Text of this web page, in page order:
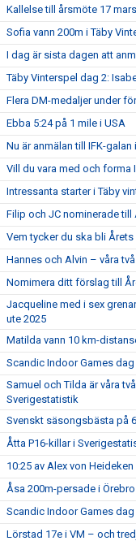
Kallelse till årsmöte 17
Sofia vann 200m i Täby
I dag är sista dagen att
Täby Vinterspel dag 2:
Flera DM-medaljer under
Ebba 5:24 på 1 mile i USA
Nu är anmälan till IFK-
Vill du vara med och
Intressanta starter i Täby
Filip och JC nominerade
Vem tycker du ska bli Årets
Hannes och Alvin – våra
Nomimera ditt förslag till
Jacqueline med i sex
ute 2025
Matilda vann 10 km-
Scandic Indoor Games
Samuel och Tilda är våra
Sverigestatistik
Svenskt säsongsbästa på
Åtta P16-killar i
10:25 av Alex von
Åsa 200m-persade i Örebro
Scandic Indoor Games
Lörstad 17e i VM – och